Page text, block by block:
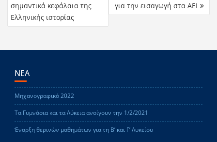
σημαντικά κεφάλαια της
Ελληνικής ιστορίας
για την εισαγωγή στα ΑΕΙ
ΝΕΑ
Μηχανογραφικό 2022
Τα Γυμνάσια και τα Λύκεια ανοίγουν την 1/2/2021
Έναρξη θερινών μαθημάτων για τη Β’ και Γ’ Λυκείου